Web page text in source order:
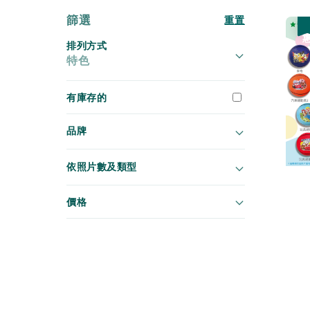
篩選 重置
排列方式
特色
有庫存的
品牌
依照片數及類型
價格